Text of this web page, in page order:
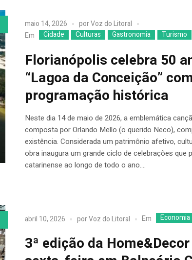
maio 14, 2026 porVoz do Litoral
Em
Cidade Culturas Gastronomia Turismo
Florianópolis celebra 50
“Lagoa da Conceição”
programação histórica
Neste dia 14 de maio de 2026, a emblemática
composta por Orlando Mello (o querido Neco),
existência. Considerada um patrimônio afetivo,
obra inaugura um grande ciclo de celebrações que
catarinense ao longo de todo o ano....
abril 10, 2026 porVoz do Litoral Em Economia
3ª edição da